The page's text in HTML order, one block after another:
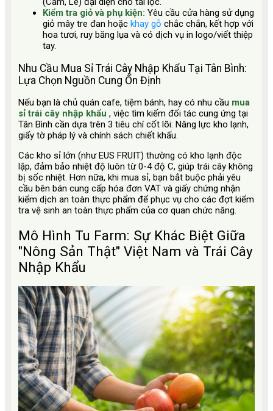
Kiểm tra giỏ và phụ kiện: Yêu cầu cửa hàng sử dụng
giỏ mây tre đan hoặc khay gỗ chắc chắn, kết hợp với
hoa tươi, ruy băng lụa và có dịch vụ in logo/viết thiệp
tay.
Nhu Cầu Mua Sỉ Trái Cây Nhập Khẩu Tại Tân Bình:
Lựa Chọn Nguồn Cung Ổn Định
Nếu bạn là chủ quán cafe, tiệm bánh, hay có nhu cầu mua
sỉ trái cây nhập khẩu , việc tìm kiếm đối tác cung ứng tại
Tân Bình cần dựa trên 3 tiêu chí cốt lõi: Năng lực kho lạnh,
giấy tờ pháp lý và chính sách chiết khấu.
Các kho sỉ lớn (như EUS FRUIT) thường có kho lạnh độc
lập, đảm bảo nhiệt độ luôn từ 0-4 độ C, giúp trái cây không
bị sốc nhiệt. Hơn nữa, khi mua sỉ, bạn bắt buộc phải yêu
cầu bên bán cung cấp hóa đơn VAT và giấy chứng nhận
kiểm dịch an toàn thực phẩm để phục vụ cho các đợt kiểm
tra vệ sinh an toàn thực phẩm của cơ quan chức năng.
Mô Hình Tu Farm: Sự Khác Biệt Giữa
"Nông Sản Thật" Việt Nam và Trái Cây
Nhập Khẩu